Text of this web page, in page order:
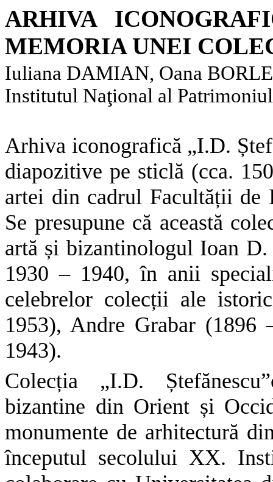
ARHIVA
MEMORIA UNEI
Iuliana DAMIAN, Oana
Institutul Naţional al
Arhiva iconografică „I.D.
diapozitive pe sticlă (cca.
artei din cadrul Facultății
Se presupune că această
artă și bizantinologul Ioan D.
1930 – 1940, în anii
celebrelor colecții ale
1953), Andre Grabar
1943).
Colecția „I.D.
bizantine din Orient și
monumente de arhitectură
începutul secolului XX.